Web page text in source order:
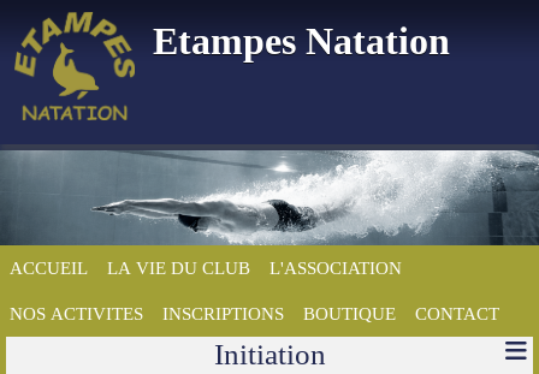
Etampes Natation
ACCUEIL LA VIE DU CLUB L'ASSOCIATION
NOS ACTIVITES INSCRIPTIONS BOUTIQUE CONTACT
Initiation
Panneau de gestion des cookies